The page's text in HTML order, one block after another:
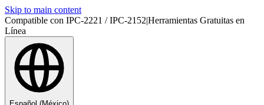
Skip to main content
Compatible con IPC-2221 / IPC-2152|Herramientas Gratuitas en
Línea